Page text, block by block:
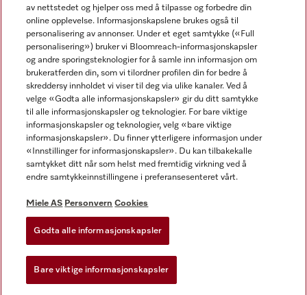
Miele AS
Vilkår og betingelser
Vilkår for bruk
Miele tilgjengelighetserklæring
Miele på Facebook
Miele på Youtube
Miele på Instagram
av nettstedet og hjelper oss med å tilpasse og forbedre din
online opplevelse. Informasjonskapslene brukes også til
personalisering av annonser. Under et eget samtykke («Full
personalisering») bruker vi Bloomreach-informasjonskapsler
og andre sporingsteknologier for å samle inn informasjon om
brukeratferden din, som vi tilordner profilen din for bedre å
skreddersy innholdet vi viser til deg via ulike kanaler. Ved å
velge «Godta alle informasjonskapsler» gir du ditt samtykke
til alle informasjonskapsler og teknologier. For bare viktige
informasjonskapsler og teknologier, velg «bare viktige
informasjonskapsler». Du finner ytterligere informasjon under
«Innstillinger for informasjonskapsler». Du kan tilbakekalle
samtykket ditt når som helst med fremtidig virkning ved å
endre samtykkeinnstillingene i preferansesenteret vårt.
Miele AS Personvern Cookies
Godta alle informasjonskapsler
Bare viktige informasjonskapsler